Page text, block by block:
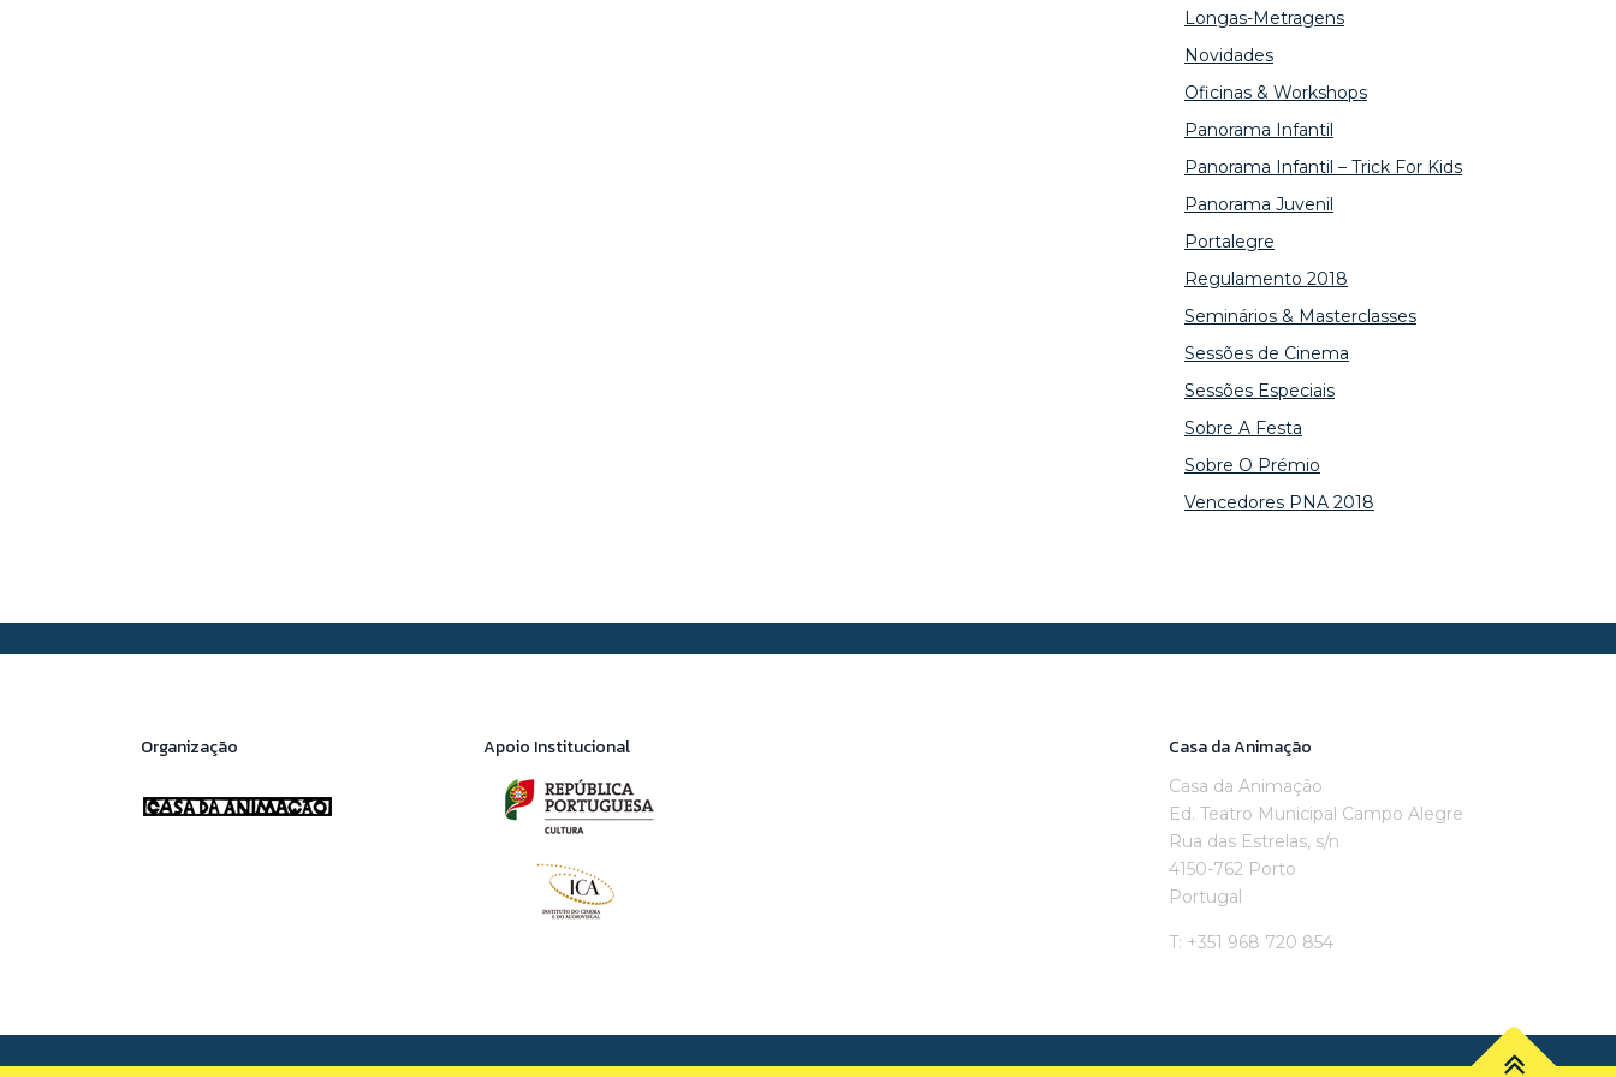
Longas-Metragens
Novidades
Oficinas & Workshops
Panorama Infantil
Panorama Infantil – Trick For Kids
Panorama Juvenil
Portalegre
Regulamento 2018
Seminários & Masterclasses
Sessões de Cinema
Sessões Especiais
Sobre A Festa
Sobre O Prémio
Vencedores PNA 2018
Organização Apoio Institucional Casa da Animação
Casa da Animação
Ed. Teatro Municipal Campo Alegre
Rua das Estrelas, s/n
4150-762 Porto
Portugal
T: +351 968 720 854